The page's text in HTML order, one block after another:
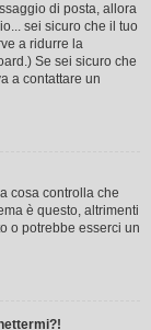
di posta, allora
sei sicuro che il tuo
a ridurre la
Se sei sicuro che
a contattare un
cosa controlla che
è questo, altrimenti
o potrebbe esserci un